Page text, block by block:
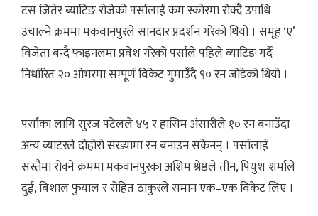
टस जितेर ब्याटिङ रोजेको पर्सालाई कम स्कोरमा रोक्दै उपाधि
उचाल्ने क्रममा मकवानपुरले सानदार प्रदर्शन गरेको थियो । समूह ‘ए’
विजेता बन्दै फाइनलमा प्रवेश गरेको पर्साले पहिले ब्याटिङ गर्दै
निर्धारित २० ओभरमा सम्पूर्ण विकेट गुमाउँदै ९० रन जोडेको थियो ।
पर्साका लागि सुरज पटेलले ४५ र हासिम अंसारीले १० रन बनाउँदा
अन्य व्याटरले दोहोरो संख्यामा रन बनाउन सकेनन् । पर्सालाई
सस्तैमा रोक्ने क्रममा मकवानपुरका अशिम श्रेष्ठले तीन, पियुश शर्माले
दुई, बिशाल फुयाल र रोहित ठाकुरले समान एक–एक विकेट लिए ।